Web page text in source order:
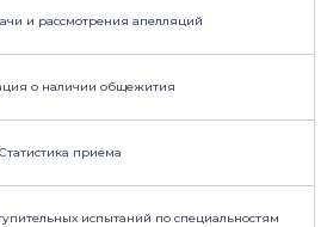
и рассмотрения апелляций
о наличии общежития
Статистика приёма
испытаний по специальностям